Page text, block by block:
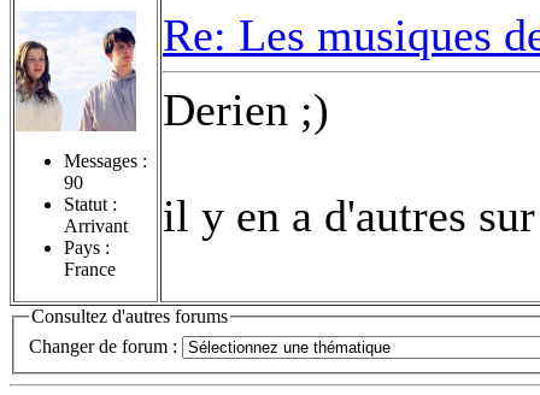
Messages :
90
Statut :
Arrivant
Pays :
France
Re: Les musiques
Derien ;)
il y en a d'autres
Consultez d'autres forums
Changer de forum :